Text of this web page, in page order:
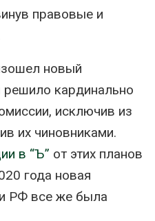
правовые и
новый
кардинально
исключив из
их чиновниками.
в “Ъ” от этих планов
года новая
РФ все же была